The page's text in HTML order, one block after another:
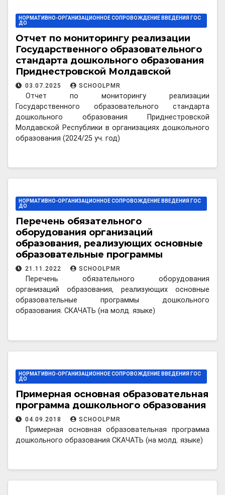
НОРМАТИВНО-ОРГАНИЗАЦИОННОЕ СОПРОВОЖДЕНИЕ ВВЕДЕНИЯ ГОС
ДО
Отчет по мониторингу реализации
Государственного образовательного
стандарта дошкольного образования
Приднестровской Молдавской
Республики в организациях
дошкольного образования (2024/25
уч. год)
03.07.2025 SCHOOLPMR
Отчет по мониторингу реализации
Государственного образовательного стандарта
дошкольного образования Приднестровской
Молдавской Республики в организациях дошкольного
образования (2024/25 уч. год)
НОРМАТИВНО-ОРГАНИЗАЦИОННОЕ СОПРОВОЖДЕНИЕ ВВЕДЕНИЯ ГОС
ДО
Перечень обязательного
оборудования организаций
образования, реализующих основные
образовательные программы
дошкольного образования
21.11.2022 SCHOOLPMR
Перечень обязательного оборудования
организаций образования, реализующих основные
образовательные программы дошкольного
образования. СКАЧАТЬ (на молд. языке)
НОРМАТИВНО-ОРГАНИЗАЦИОННОЕ СОПРОВОЖДЕНИЕ ВВЕДЕНИЯ ГОС
ДО
Примерная основная образовательная
программа дошкольного образования
04.09.2018 SCHOOLPMR
Примерная основная образовательная программа
дошкольного образования СКАЧАТЬ (на молд. языке)